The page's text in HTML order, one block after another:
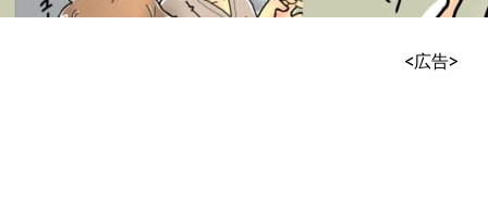
<広告>